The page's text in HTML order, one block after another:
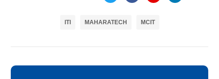
ITI MAHARATECH MCIT